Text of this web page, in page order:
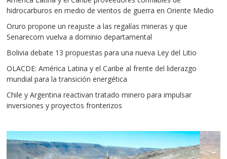
hidrocarburos en medio de vientos de guerra en Oriente Medio
Oruro propone un reajuste a las regalías mineras y que
Senarecom vuelva a dominio departamental
Bolivia debate 13 propuestas para una nueva Ley del Litio
OLACDE: América Latina y el Caribe al frente del liderazgo
mundial para la transición energética
Chile y Argentina reactivan tratado minero para impulsar
inversiones y proyectos fronterizos